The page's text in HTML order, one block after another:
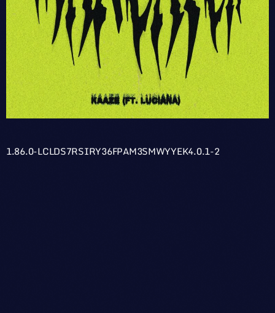
1.86.0-LCLDS7RSIRY36FPAM3SMWYYEK4.0.1-2